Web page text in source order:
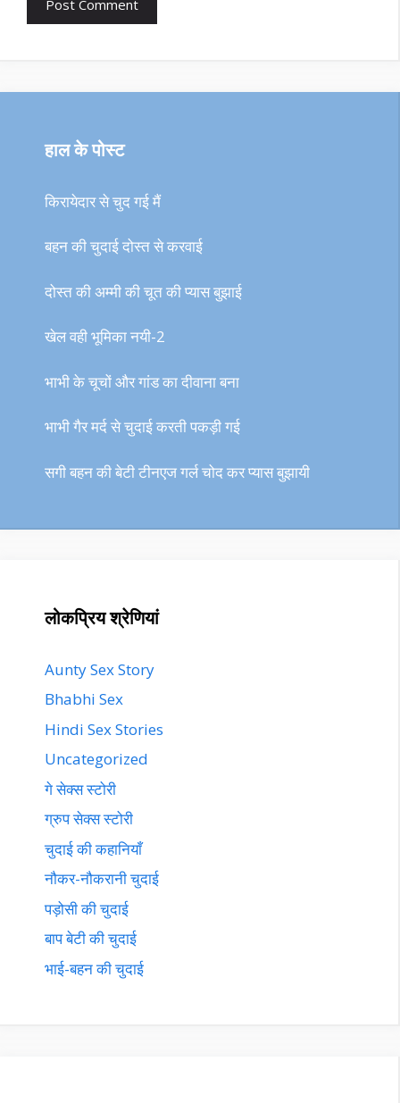
हाल के पोस्ट
किरायेदार से चुद गई मैं
बहन की चुदाई दोस्त से करवाई
दोस्त की अम्मी की चूत की प्यास बुझाई
खेल वही भूमिका नयी-2
भाभी के चूचों और गांड का दीवाना बना
भाभी गैर मर्द से चुदाई करती पकड़ी गई
सगी बहन की बेटी टीनएज गर्ल चोद कर प्यास बुझायी
लोकप्रिय श्रेणियां
Aunty Sex Story
Bhabhi Sex
Hindi Sex Stories
Uncategorized
गे सेक्स स्टोरी
ग्रुप सेक्स स्टोरी
चुदाई की कहानियाँ
नौकर-नौकरानी चुदाई
पड़ोसी की चुदाई
बाप बेटी की चुदाई
भाई-बहन की चुदाई